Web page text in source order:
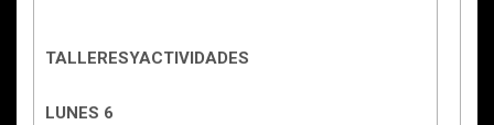
TALLERESYACTIVIDADES
LUNES 6